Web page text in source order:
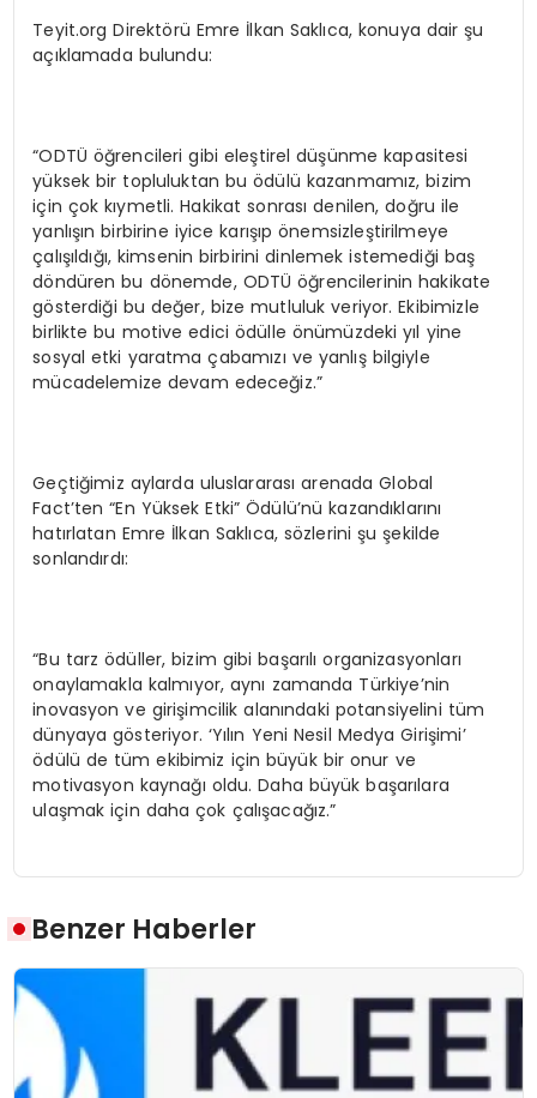
Teyit.org Direktörü Emre İlkan Saklıca, konuya dair şu
açıklamada bulundu:
“ODTÜ öğrencileri gibi eleştirel düşünme kapasitesi
yüksek bir topluluktan bu ödülü kazanmamız, bizim
için çok kıymetli. Hakikat sonrası denilen, doğru ile
yanlışın birbirine iyice karışıp önemsizleştirilmeye
çalışıldığı, kimsenin birbirini dinlemek istemediği baş
döndüren bu dönemde, ODTÜ öğrencilerinin hakikate
gösterdiği bu değer, bize mutluluk veriyor. Ekibimizle
birlikte bu motive edici ödülle önümüzdeki yıl yine
sosyal etki yaratma çabamızı ve yanlış bilgiyle
mücadelemize devam edeceğiz.”
Geçtiğimiz aylarda uluslararası arenada Global
Fact’ten “En Yüksek Etki” Ödülü’nü kazandıklarını
hatırlatan Emre İlkan Saklıca, sözlerini şu şekilde
sonlandırdı:
“Bu tarz ödüller, bizim gibi başarılı organizasyonları
onaylamakla kalmıyor, aynı zamanda Türkiye’nin
inovasyon ve girişimcilik alanındaki potansiyelini tüm
dünyaya gösteriyor. ‘Yılın Yeni Nesil Medya Girişimi’
ödülü de tüm ekibimiz için büyük bir onur ve
motivasyon kaynağı oldu. Daha büyük başarılara
ulaşmak için daha çok çalışacağız.”
Benzer Haberler